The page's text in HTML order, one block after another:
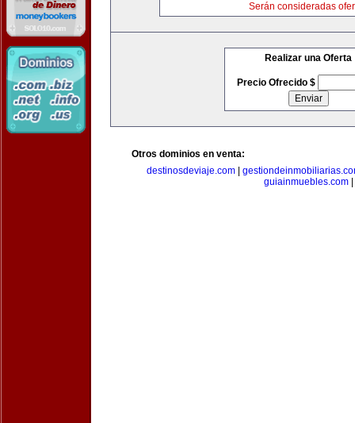
Serán consideradas
Realizar una Oferta
Precio Ofrecido $
Otros dominios en venta:
destinosdeviaje.com|
guiainmuebles.com|